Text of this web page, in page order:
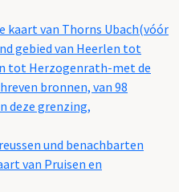
kaart van Thorns Ubach(vóór
gebied van Heerlen tot
tot Herzogenrath-met de
bronnen, van 98
deze grenzing,
und benachbarten
van Pruisen en